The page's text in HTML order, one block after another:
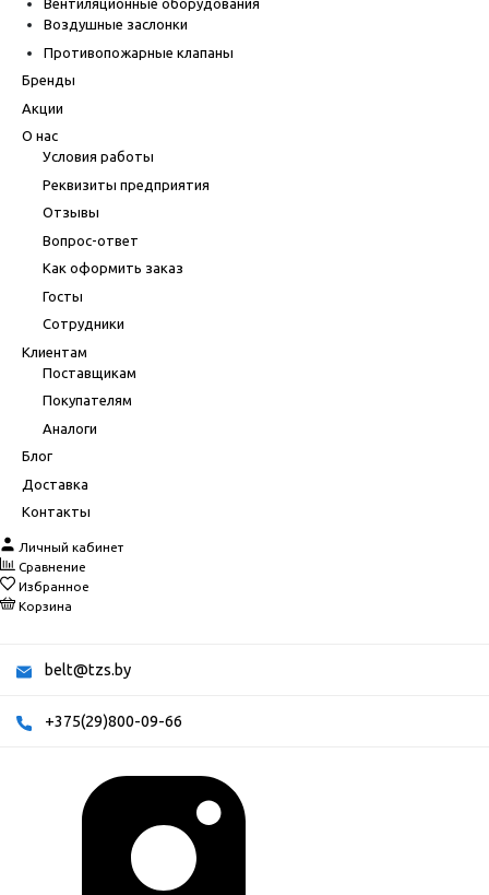
Вентиляционные оборудования
Воздушные заслонки
Противопожарные клапаны
Бренды
Акции
О нас
Условия работы
Реквизиты предприятия
Отзывы
Вопрос-ответ
Как оформить заказ
Госты
Сотрудники
Клиентам
Поставщикам
Покупателям
Аналоги
Блог
Доставка
Контакты
Личный кабинет
Сравнение
Избранное
Корзина
belt@tzs.by
+375(29)800-09-66